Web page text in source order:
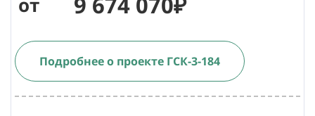
Подробнее о проекте ГСК-3-184